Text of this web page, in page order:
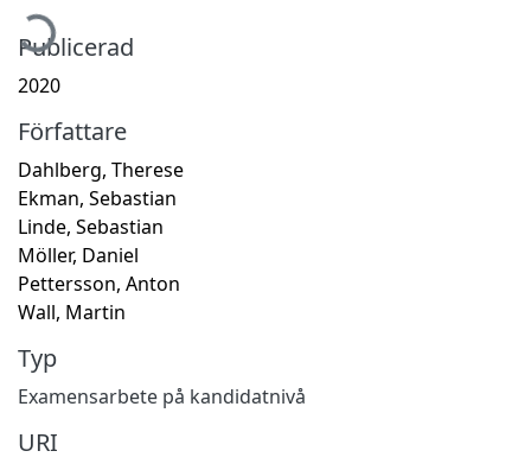
Publicerad
2020
Författare
Dahlberg, Therese
Ekman, Sebastian
Linde, Sebastian
Möller, Daniel
Pettersson, Anton
Wall, Martin
Typ
Examensarbete på kandidatnivå
URI